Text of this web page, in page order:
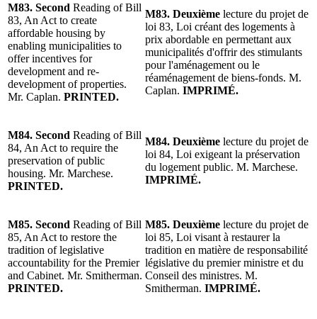
M83. Second Reading of Bill
83, An Act to create
affordable housing by
enabling municipalities to
offer incentives for
development and re-
development of properties.
Mr. Caplan. PRINTED.
M83. Deuxième lecture du projet de
loi 83, Loi créant des logements à
prix abordable en permettant aux
municipalités d'offrir des stimulants
pour l'aménagement ou le
réaménagement de biens-fonds. M.
Caplan. IMPRIMÉ.
M84. Second Reading of Bill
84, An Act to require the
preservation of public
housing. Mr. Marchese.
PRINTED.
M84. Deuxième lecture du projet de
loi 84, Loi exigeant la préservation
du logement public. M. Marchese.
IMPRIMÉ.
M85. Second Reading of Bill
85, An Act to restore the
tradition of legislative
accountability for the Premier
and Cabinet. Mr. Smitherman.
PRINTED.
M85. Deuxième lecture du projet de
loi 85, Loi visant à restaurer la
tradition en matière de responsabilité
législative du premier ministre et du
Conseil des ministres. M.
Smitherman. IMPRIMÉ.